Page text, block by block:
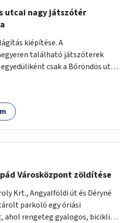
utcai nagy játszótér
kiépítése. A
található játszóterek
csak a Bőröndös utca
téli hónapokban nem lehet ide
Városközpont zöldítése
Krt., Angyalföldi út és Déryné
parkoló egy óriási
ahol rengeteg gyalogos, biciklis